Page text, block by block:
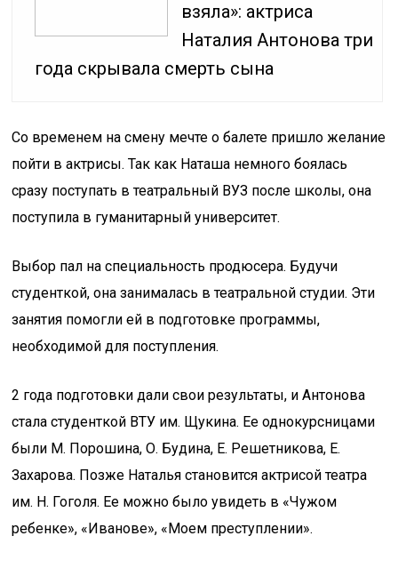
взяла»: актриса
Наталия Антонова три
года скрывала смерть сына
Со временем на смену мечте о балете пришло желание
пойти в актрисы. Так как Наташа немного боялась
сразу поступать в театральный ВУЗ после школы, она
поступила в гуманитарный университет.
Выбор пал на специальность продюсера. Будучи
студенткой, она занималась в театральной студии. Эти
занятия помогли ей в подготовке программы,
необходимой для поступления.
2 года подготовки дали свои результаты, и Антонова
стала студенткой ВТУ им. Щукина. Ее однокурсницами
были М. Порошина, О. Будина, Е. Решетникова, Е.
Захарова. Позже Наталья становится актрисой театра
им. Н. Гоголя. Ее можно было увидеть в «Чужом
ребенке», «Иванове», «Моем преступлении».